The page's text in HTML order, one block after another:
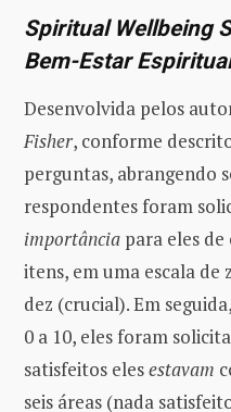
Spiritual Wellbeing
Bem-Estar
Desenvolvida pelos
Fisher, conforme
perguntas, abrangendo
respondentes foram
importância para eles
itens, em uma escala
dez (crucial). Em
0 a 10, eles foram
satisfeitos elesestavam
seis áreas (nada